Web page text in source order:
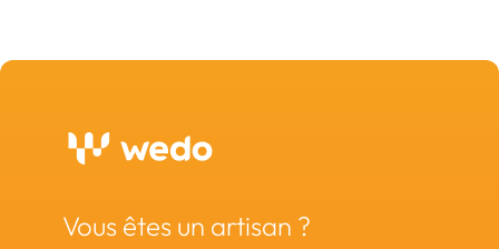
Vous êtes un artisan ?